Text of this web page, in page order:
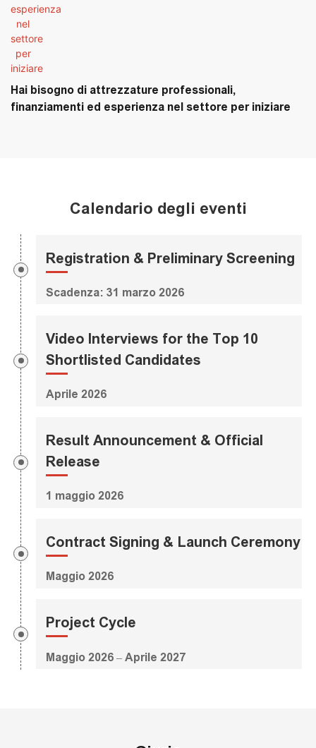
Hai bisogno di attrezzature professionali,
finanziamenti ed esperienza nel settore per iniziare
Calendario degli eventi
Registration & Preliminary Screening
Scadenza: 31 marzo 2026
Video Interviews for the Top 10
Shortlisted Candidates
Aprile 2026
Result Announcement & Official
Release
1 maggio 2026
Contract Signing & Launch Ceremony
Maggio 2026
Project Cycle
Maggio 2026 – Aprile 2027